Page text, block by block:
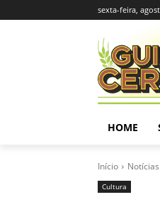
sexta-feira,
HOME
Início Notícias
Cultura